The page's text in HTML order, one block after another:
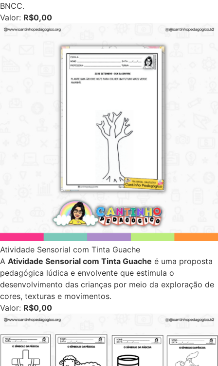
BNCC.
Valor: R$0,00
Atividade Sensorial com Tinta Guache
A Atividade Sensorial com Tinta Guache é uma proposta
pedagógica lúdica e envolvente que estimula o
desenvolvimento das crianças por meio da exploração de
cores, texturas e movimentos.
Valor: R$0,00